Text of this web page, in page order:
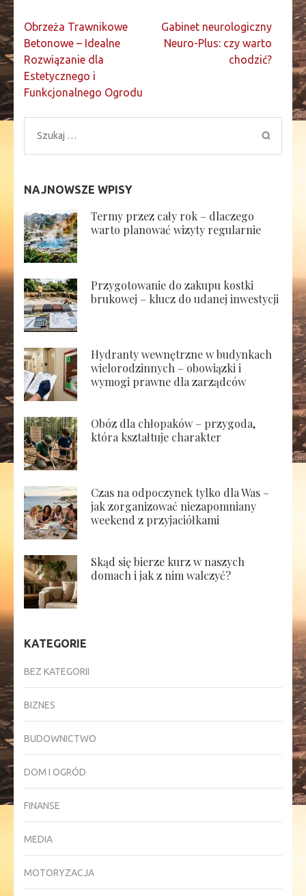
Nawigacja
wpisu
Obrzeża Trawnikowe
Betonowe – Idealne
Rozwiązanie dla
Estetycznego i
Funkcjonalnego Ogrodu
Gabinet neurologiczny
Neuro-Plus: czy warto
chodzić?
Szukaj:
NAJNOWSZE WPISY
Termy przez cały rok – dlaczego
warto planować wizyty regularnie
Przygotowanie do zakupu kostki
brukowej – klucz do udanej inwestycji
Hydranty wewnętrzne w budynkach
wielorodzinnych – obowiązki i
wymogi prawne dla zarządców
Obóz dla chłopaków – przygoda,
która kształtuje charakter
Czas na odpoczynek tylko dla Was –
jak zorganizować niezapomniany
weekend z przyjaciółkami
Skąd się bierze kurz w naszych
domach i jak z nim walczyć?
KATEGORIE
BEZ KATEGORII
BIZNES
BUDOWNICTWO
DOM I OGRÓD
FINANSE
MEDIA
MOTORYZACJA